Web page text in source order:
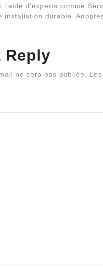
l’aide d’experts comme
installation durable.
Reply
ne sera pas publiée.